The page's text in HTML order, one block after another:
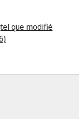
que modifié